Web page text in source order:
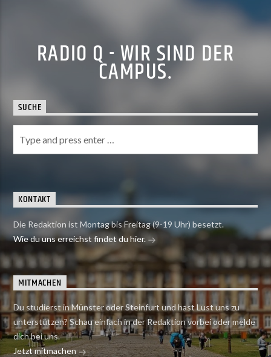
RADIO Q - WIR SIND DER
CAMPUS.
SUCHE
KONTAKT
Die Redaktion ist Montag bis Freitag (9-19 Uhr) besetzt.
Wie du uns erreichst findet du hier.
MITMACHEN
Du studierst in Münster oder Steinfurt und hast Lust uns zu
unterstützen? Schau einfach in der Redaktion vorbei oder melde
dich bei uns.
Jetzt mitmachen